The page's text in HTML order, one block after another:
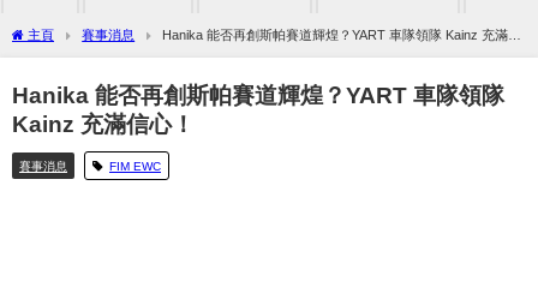
主頁 賽事消息
Hanika 能否再創斯帕賽道輝煌？YART 車隊領隊 Kainz 充滿信
心！
Hanika 能否再創斯帕賽道輝煌？YART 車隊領隊
Kainz 充滿信心！
賽事消息 FIM EWC